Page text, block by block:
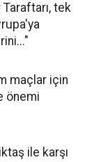
tek
maçlar için
önemi
ile karşı